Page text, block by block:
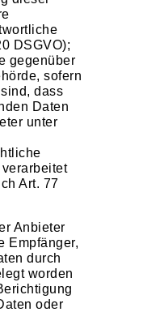
DSGVO);
gegenüber
sofern
dass
Daten
unter
Art. 77
Anbieter
Empfänger,
durch
worden
oder